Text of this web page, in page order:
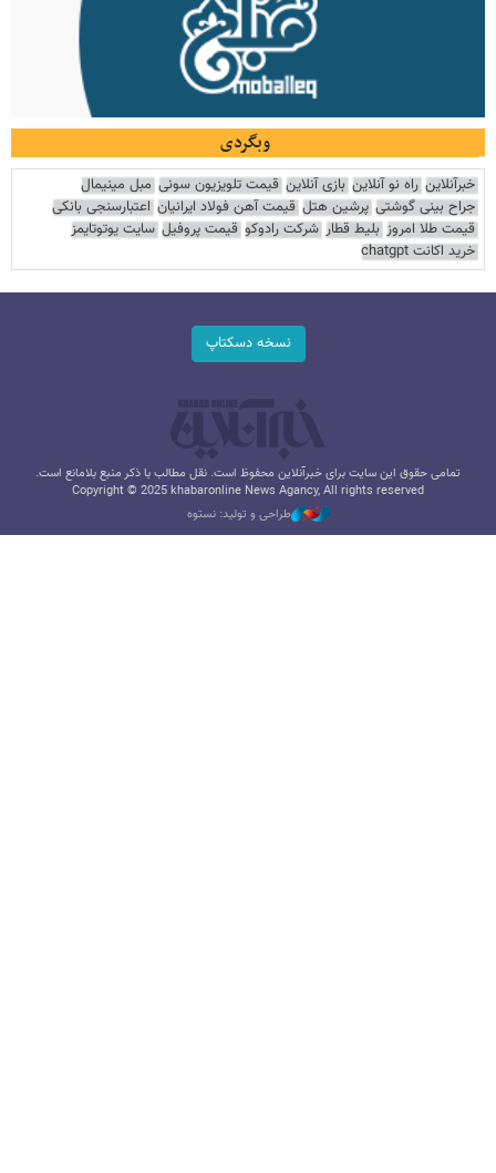
وبگردی
خبرآنلاین راه نو آنلاین بازی آنلاین قیمت تلویزیون سونی مبل مینیمال
جراح بینی گوشتی پرشین هتل قیمت آهن فولاد ایرانیان اعتبارسنجی بانکی
قیمت طلا امروز بلیط قطار شرکت رادوکو قیمت پروفیل سایت یوتوتایمز
خرید اکانت chatgpt
نسخه دسکتاپ
تمامی حقوق این سایت برای خبرآنلاین محفوظ است. نقل مطالب با ذکر منبع بلامانع است.
Copyright © 2025 khabaronline News Agancy, All rights reserved
طراحی و تولید: نستوه